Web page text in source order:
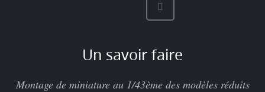
Un savoir faire
Montage de miniature au 1/43ème des modèles réduits